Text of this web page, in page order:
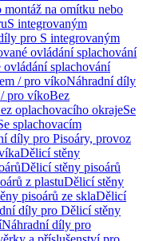
na omítku nebo
S integrovaným
pro S integrovaným
ovládání splachování
splachování
/ pro víkoNáhradní díly
pro víkoBez
oplachovacího okrajeSe
splachovacím
díly pro Pisoáry, provoz
Dělicí stěny
Dělicí stěny pisoárů
z plastuDělicí stěny
pisoárů ze sklaDělicí
díly pro Dělicí stěny
Náhradní díly pro